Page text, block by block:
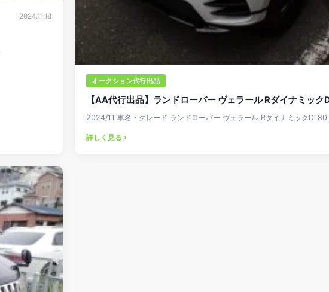
2024.11.18
オークション代行出品
【AA代行出品】ランドローバー ヴェラール Rダイナミック
2024/11 車名・グレード ランドローバー ヴェラール Rダイナミック
詳しく見る ›